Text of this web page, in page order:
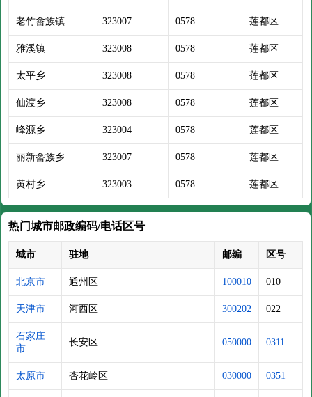
老竹畲族镇 323007 0578 莲都区
雅溪镇 323008 0578 莲都区
太平乡 323008 0578 莲都区
仙渡乡 323008 0578 莲都区
峰源乡 323004 0578 莲都区
丽新畲族乡 323007 0578 莲都区
黄村乡 323003 0578 莲都区
热门城市邮政编码/电话区号
城市 驻地 邮编 区号
北京市 通州区 100010 010
天津市 河西区 300202 022
石家庄
市
长安区 050000 0311
太原市 杏花岭区 030000 0351